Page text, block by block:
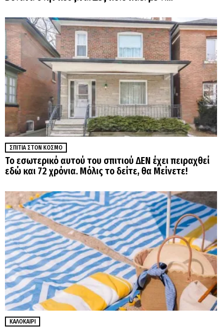
ΣΠΊΤΙΑ ΣΤΟΝ ΚΌΣΜΟ
Το εσωτερικό αυτού του σπιτιού ΔΕΝ έχει πειραχθεί
εδώ και 72 χρόνια. Μόλις το δείτε, θα Μείνετε!
ΚΑΛΟΚΑΊΡΙ